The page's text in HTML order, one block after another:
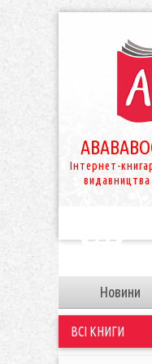
Інтернет-
Новини
ВСІ КНИГИ